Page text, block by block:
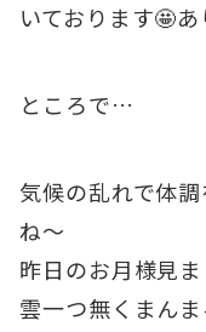
いております🤩
ところで…
気候の乱れで体
ね〜
昨日のお月様見
雲一つ無くまんま